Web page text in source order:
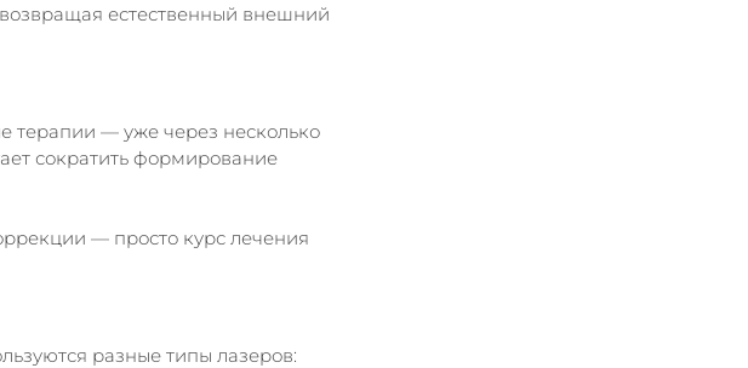
возвращая естественный внешний
терапии — уже через несколько
сократить формирование
— просто курс лечения
разные типы лазеров: